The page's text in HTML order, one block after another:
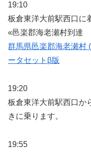
19:10
板倉東洋大前駅西口に
«邑楽郡海老瀬村到達
群馬県邑楽郡海老瀬村
ータセットβ版
19:20
板倉東洋大前駅西口か
きに乗ります。
19:55